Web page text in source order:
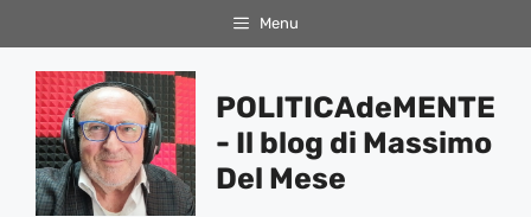
al
contenuto
Menu
POLITICAdeMENTE
- Il blog di Massimo
Del Mese